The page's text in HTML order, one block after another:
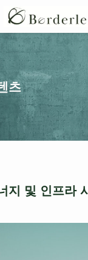
츠
지 및 인프라